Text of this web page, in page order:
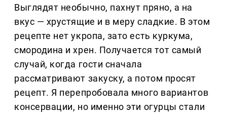
Выглядят необычно, пахнут пряно, а на
вкус — хрустящие и в меру сладкие. В этом
рецепте нет укропа, зато есть куркума,
смородина и хрен. Получается тот самый
случай, когда гости сначала
рассматривают закуску, а потом просят
рецепт. Я перепробовала много вариантов
консервации, но именно эти огурцы стали